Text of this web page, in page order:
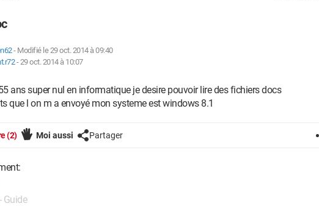
- Modifié le 29 oct. 2014 à 09:40
-29 oct. 2014 à 10:07
ans super nul en informatique je desire pouvoir lire des fichiers docs
que l on m a envoyé mon systeme est windows 8.1
(2) Moi aussi Partager
- Guide